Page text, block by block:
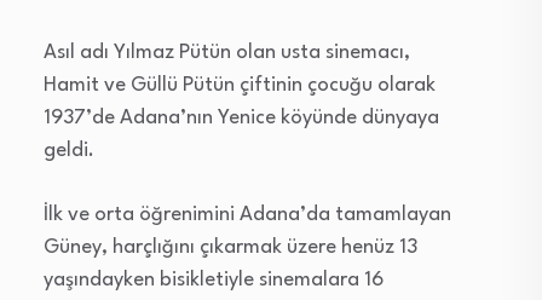
Asıl adı Yılmaz Pütün olan usta sinemacı,
Hamit ve Güllü Pütün çiftinin çocuğu olarak
1937’de Adana’nın Yenice köyünde dünyaya
geldi.
İlk ve orta öğrenimini Adana’da tamamlayan
Güney, harçlığını çıkarmak üzere henüz 13
yaşındayken bisikletiyle sinemalara 16